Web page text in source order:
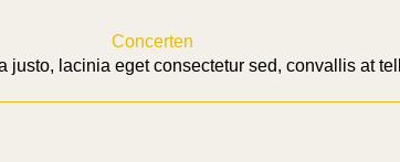
Concerten
justo, lacinia eget consectetur sed, convallis at